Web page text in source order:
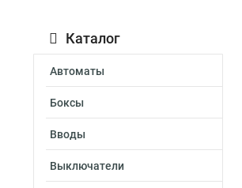
Каталог
Автоматы
Боксы
Вводы
Выключатели